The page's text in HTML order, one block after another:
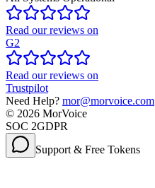
Read our reviews on
G2
Read our reviews on
Trustpilot
Need Help? mor@morvoice.com
© 2026 MorVoice
SOC 2GDPR
Support & Free Tokens